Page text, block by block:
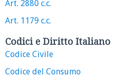
Art. 2880 c.c.
Art. 1179 c.c.
Codici e Diritto Italiano
Codice Civile
Codice del Consumo